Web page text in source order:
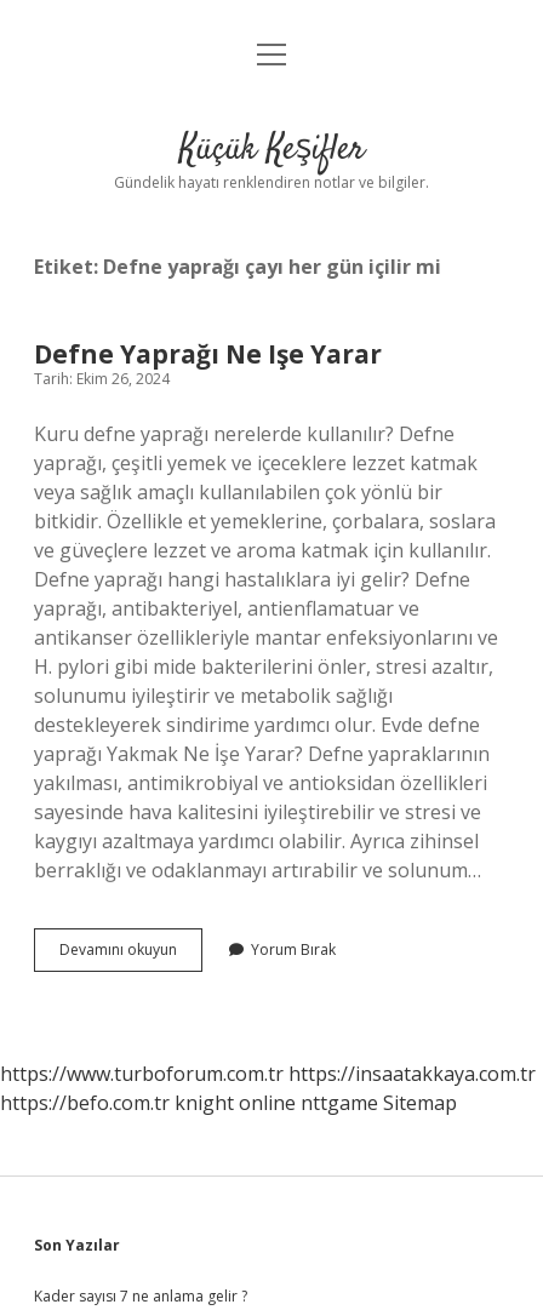
Anasayfa
Yasal Uyarı
menüyü
Küçük Keşifler
Gündelik hayatı renklendiren notlar ve bilgiler.
Etiket: Defne yaprağı çayı her gün içilir mi
Defne Yaprağı Ne Işe Yarar
Tarih: Ekim 26, 2024
Kuru defne yaprağı nerelerde kullanılır? Defne
yaprağı, çeşitli yemek ve içeceklere lezzet katmak
veya sağlık amaçlı kullanılabilen çok yönlü bir
bitkidir. Özellikle et yemeklerine, çorbalara, soslara
ve güveçlere lezzet ve aroma katmak için kullanılır.
Defne yaprağı hangi hastalıklara iyi gelir? Defne
yaprağı, antibakteriyel, antienflamatuar ve
antikanser özellikleriyle mantar enfeksiyonlarını ve
H. pylori gibi mide bakterilerini önler, stresi azaltır,
solunumu iyileştirir ve metabolik sağlığı
destekleyerek sindirime yardımcı olur. Evde defne
yaprağı Yakmak Ne İşe Yarar? Defne yapraklarının
yakılması, antimikrobiyal ve antioksidan özellikleri
sayesinde hava kalitesini iyileştirebilir ve stresi ve
kaygıyı azaltmaya yardımcı olabilir. Ayrıca zihinsel
berraklığı ve odaklanmayı artırabilir ve solunum…
Devamını okuyun
Yaprağı
Yorum Bırak
https://www.turboforum.com.tr https://insaatakkaya.com.tr
https://befo.com.tr knight online nttgame Sitemap
Sidebar
Son Yazılar
Kader sayısı 7 ne anlama gelir ?